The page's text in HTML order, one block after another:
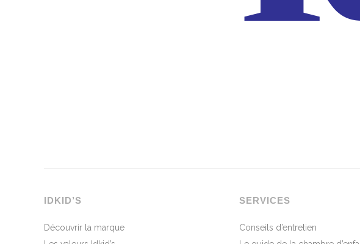
IDKID’S
Découvrir la marque
SERVICES
Conseils d’entretien